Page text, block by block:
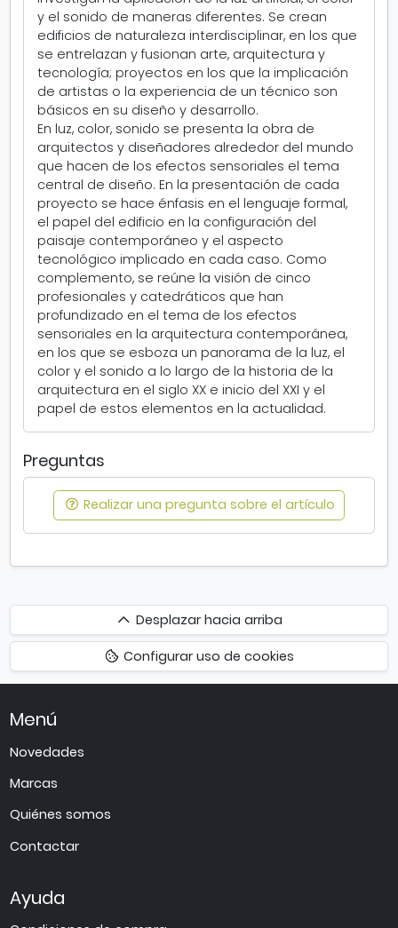
y el sonido de maneras diferentes. Se crean
edificios de naturaleza interdisciplinar, en los que
se entrelazan y fusionan arte, arquitectura y
tecnología; proyectos en los que la implicación
de artistas o la experiencia de un técnico son
básicos en su diseño y desarrollo.
En luz, color, sonido se presenta la obra de
arquitectos y diseñadores alrededor del mundo
que hacen de los efectos sensoriales el tema
central de diseño. En la presentación de cada
proyecto se hace énfasis en el lenguaje formal,
el papel del edificio en la configuración del
paisaje contemporáneo y el aspecto
tecnológico implicado en cada caso. Como
complemento, se reúne la visión de cinco
profesionales y catedráticos que han
profundizado en el tema de los efectos
sensoriales en la arquitectura contemporánea,
en los que se esboza un panorama de la luz, el
color y el sonido a lo largo de la historia de la
arquitectura en el siglo XX e inicio del XXI y el
papel de estos elementos en la actualidad.
Preguntas
Realizar una pregunta sobre el artículo
Desplazar
hacia
arriba
Desplazar hacia arriba
Configurar uso de cookies
Menú
Novedades
Marcas
Quiénes somos
Contactar
Ayuda